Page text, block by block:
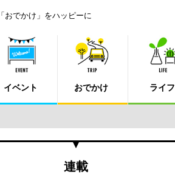
おでかけ」をハッピーに
イベント おでかけ ライフ
連載